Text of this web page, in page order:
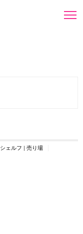
シェルフ 売り場